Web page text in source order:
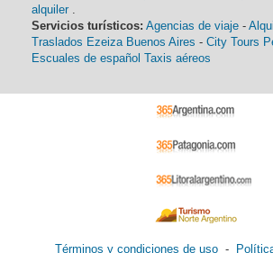
alquiler
Servicios turísticos: Agencias de viaje -
Traslados Ezeiza Buenos Aires - City Tours
Escuales de español Taxis aéreos
Términos y condiciones de uso -